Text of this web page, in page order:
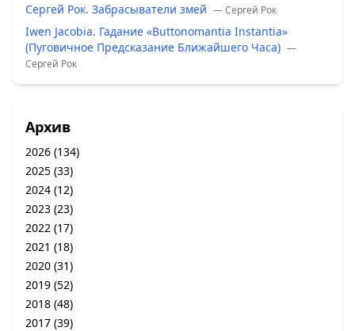
Сергей Рок. Забрасыватели змей — Сергей Рок
Iwen Jacobia. Гадание «Buttonomantia Instantia»
(Пуговичное Предсказание Ближайшего Часа) —
Сергей Рок
Архив
2026 (134)
2025 (33)
2024 (12)
2023 (23)
2022 (17)
2021 (18)
2020 (31)
2019 (52)
2018 (48)
2017 (39)